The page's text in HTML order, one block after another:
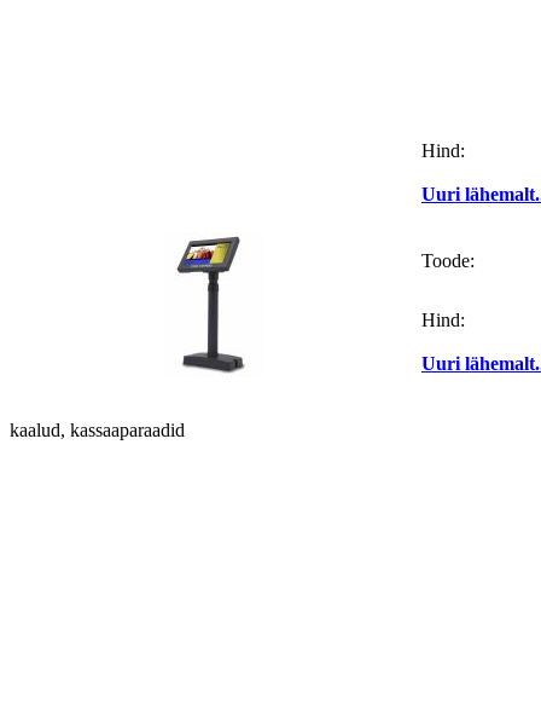
Hind:
Uuri
Toode:
Hind:
Uuri
kaalud, kassaaparaadid